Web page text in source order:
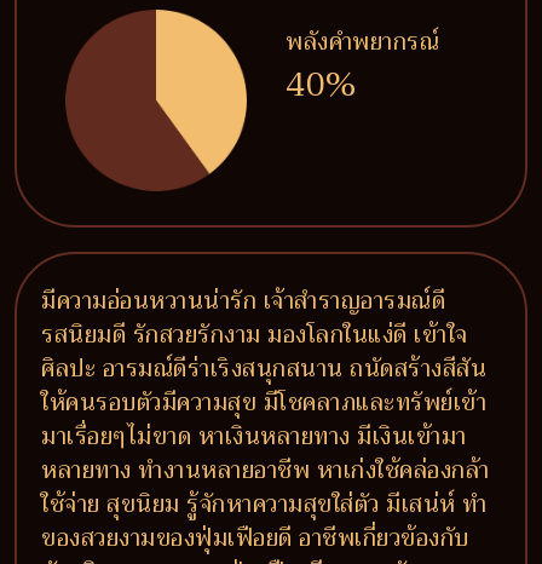
พลังคำพยากรณ์
40%
มีความอ่อนหวานน่ารัก เจ้าสำราญอารมณ์ดี
รสนิยมดี รักสวยรักงาม มองโลกในแง่ดี เข้าใจ
ศิลปะ อารมณ์ดีร่าเริงสนุกสนาน ถนัดสร้างสีสัน
ให้คนรอบตัวมีความสุข มีโชคลาภและทรัพย์เข้า
มาเรื่อยๆไม่ขาด หาเงินหลายทาง มีเงินเข้ามา
หลายทาง ทำงานหลายอาชีพ หาเก่งใช้คล่องกล้า
ใช้จ่าย สุขนิยม รู้จักหาความสุขใส่ตัว มีเสน่ห์ ทำ
ของสวยงามของฟุ่มเฟือยดี อาชีพเกี่ยวข้องกับ